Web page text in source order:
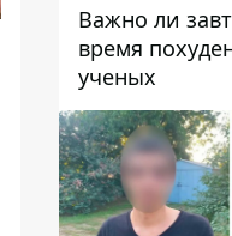
Важно ли
время
ученых